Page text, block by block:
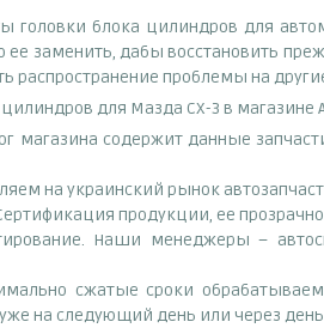
головки блока цилиндров для
заменить, дабы восстановить
распространение проблемы на
для Мазда СХ-3 в
магазина содержит данные
на украинский рынок
продукции, ее
Наши менеджеры –
сжатые сроки
на следующий день или через день